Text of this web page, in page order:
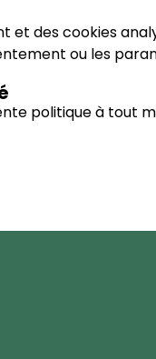
des cookies
ou les
politique à tout